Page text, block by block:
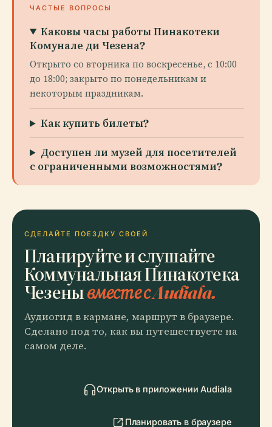
ЧАСТЫЕ ВОПРОСЫ
Каковы часы работы Пинакотеки
Комунале ди Чезена?
Открыто со вторника по воскресенье, с 10:00
до 18:00; закрыто по понедельникам и
некоторым праздникам.
Как купить билеты?
Доступен ли музей для посетителей
с ограниченными возможностями?
СДЕЛАЙТЕ ПОЕЗДКУ СВОЕЙ
Планируйте и слушайте
Коммунальная Пинакотека
Чезенывместе с Audiala.
Аудиогид в кармане, маршрут в браузере.
Сделано под то, как вы путешествуете на
самом деле.
Открыть в приложении Audiala
Планировать в браузере